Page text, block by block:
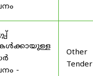
-
Other
Tender